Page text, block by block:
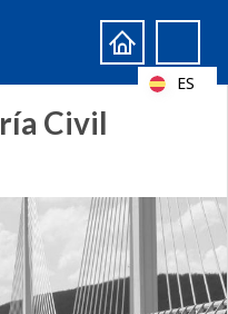
Civil
ES